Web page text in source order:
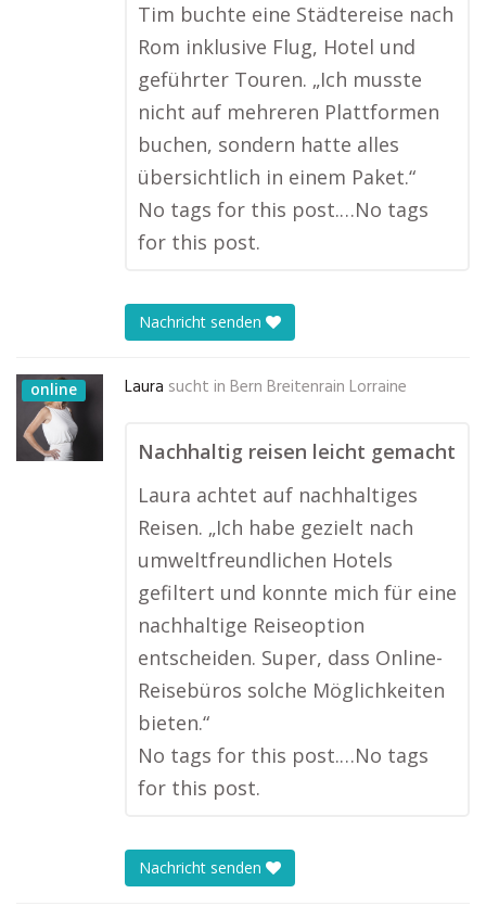
Tim buchte eine Städtereise nach
Rom inklusive Flug, Hotel und
geführter Touren. „Ich musste
nicht auf mehreren Plattformen
buchen, sondern hatte alles
übersichtlich in einem Paket.“
No tags for this post.…No tags
for this post.
Nachricht senden
online Laura sucht in Bern Breitenrain Lorraine
Nachhaltig reisen leicht gemacht
Laura achtet auf nachhaltiges
Reisen. „Ich habe gezielt nach
umweltfreundlichen Hotels
gefiltert und konnte mich für eine
nachhaltige Reiseoption
entscheiden. Super, dass Online-
Reisebüros solche Möglichkeiten
bieten.“
No tags for this post.…No tags
for this post.
Nachricht senden